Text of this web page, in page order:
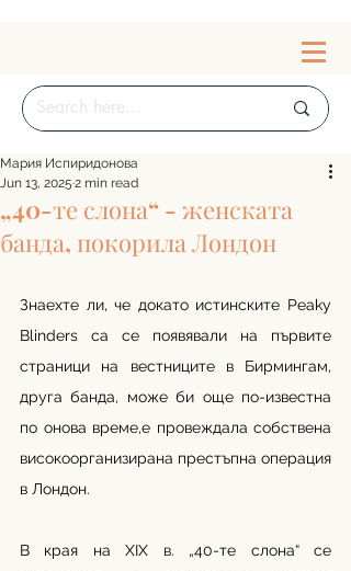
„40-те слона“ - женската
банда, покорила Лондон
Мария Испиридонова
Jun 13, 2025 2 min read
Знаехте ли, че докато истинските Peaky
Blinders са се появявали на първите
страници на вестниците в Бирмингам,
друга банда, може би още по-известна
по онова време,е провеждала собствена
високоорганизирана престъпна операция
в Лондон.
В края на XIX в. „40-те слона“ се